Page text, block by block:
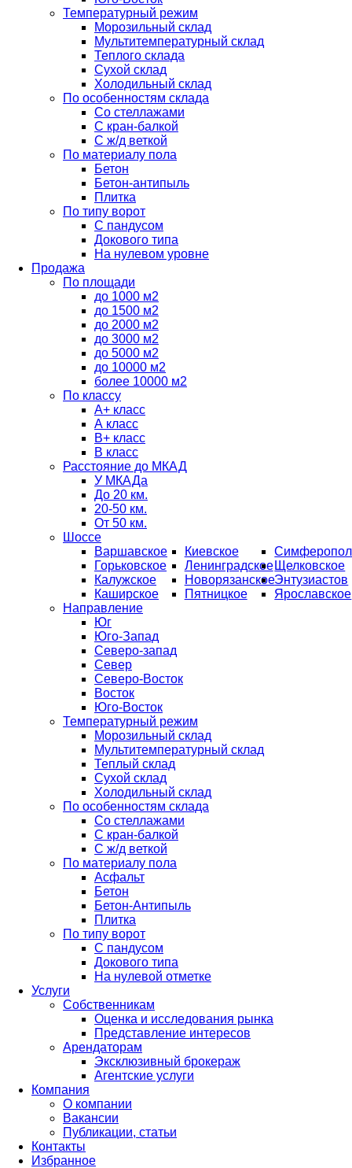
Температурный режим
Морозильный склад
Мультитемпературный склад
Теплого склада
Сухой склад
Холодильный склад
По особенностям склада
Со стеллажами
С кран-балкой
С ж/д веткой
По материалу пола
Бетон
Бетон-антипыль
Плитка
По типу ворот
С пандусом
Докового типа
На нулевом уровне
Продажа
По площади
до 1000 м2
до 1500 м2
до 2000 м2
до 3000 м2
до 5000 м2
до 10000 м2
более 10000 м2
По классу
A+ класс
А класс
В+ класс
B класс
Расстояние до МКАД
У МКАДа
До 20 км.
20-50 км.
От 50 км.
Шоссе
Варшавское
Горьковское
Калужское
Каширское
Киевское
Ленинградское
Новорязанское
Пятницкое
Щелковское
Энтузиастов
Ярославское
Направление
Юг
Юго-Запад
Северо-запад
Север
Северо-Восток
Восток
Юго-Восток
Температурный режим
Морозильный склад
Мультитемпературный склад
Теплый склад
Сухой склад
Холодильный склад
По особенностям склада
Со стеллажами
С кран-балкой
С ж/д веткой
По материалу пола
Асфальт
Бетон
Бетон-Антипыль
Плитка
По типу ворот
С пандусом
Докового типа
На нулевой отметке
Услуги
Собственникам
Оценка и исследования рынка
Представление интересов
Арендаторам
Эксклюзивный брокераж
Агентские услуги
Компания
О компании
Вакансии
Публикации, статьи
Контакты
Избранное